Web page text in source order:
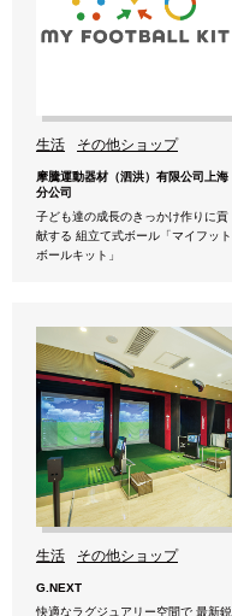
生活 その他ショップ
摩騰運動器材（泗洪）有限公司上海
分公司
子ども達の成長のきっかけ作りに貢
献する 組立て式ボール「マイフット
ボールキット」
生活 その他ショップ
G.NEXT
快適なラグジュアリー空間で 最新鋭